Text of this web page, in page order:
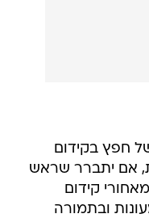
חפץ בקידום
אם יתברר שראש
קידום
ובתמורה